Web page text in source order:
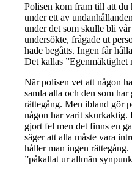
Polisen kom fram till att du
under ett av
under det som skulle bli
undersökte, frågade ut
hade begåtts. Ingen får
Det kallas ”Egenmäktighet
När polisen vet att någon
samla alla och den som
rättegång. Men ibland gör
någon har varit skurkaktig.
gjort fel men det finns en
säger att alla måste vara
håller man ingen
”påkallat ur allmän